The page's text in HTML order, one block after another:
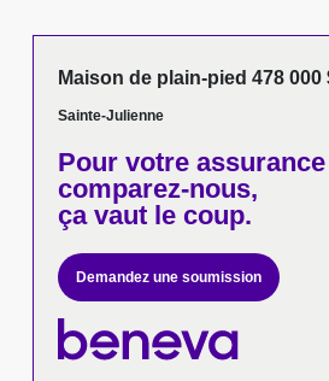
Maison de plain-pied 478 000
Sainte-Julienne
Pour votre
comparez-nous,
ça vaut le coup.
Demandez une soumission